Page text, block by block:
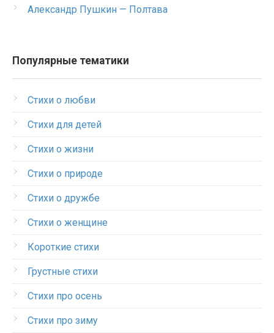
Александр Пушкин — Полтава
Популярные тематики
Стихи о любви
Стихи для детей
Стихи о жизни
Стихи о природе
Стихи о дружбе
Стихи о женщине
Короткие стихи
Грустные стихи
Стихи про осень
Стихи про зиму